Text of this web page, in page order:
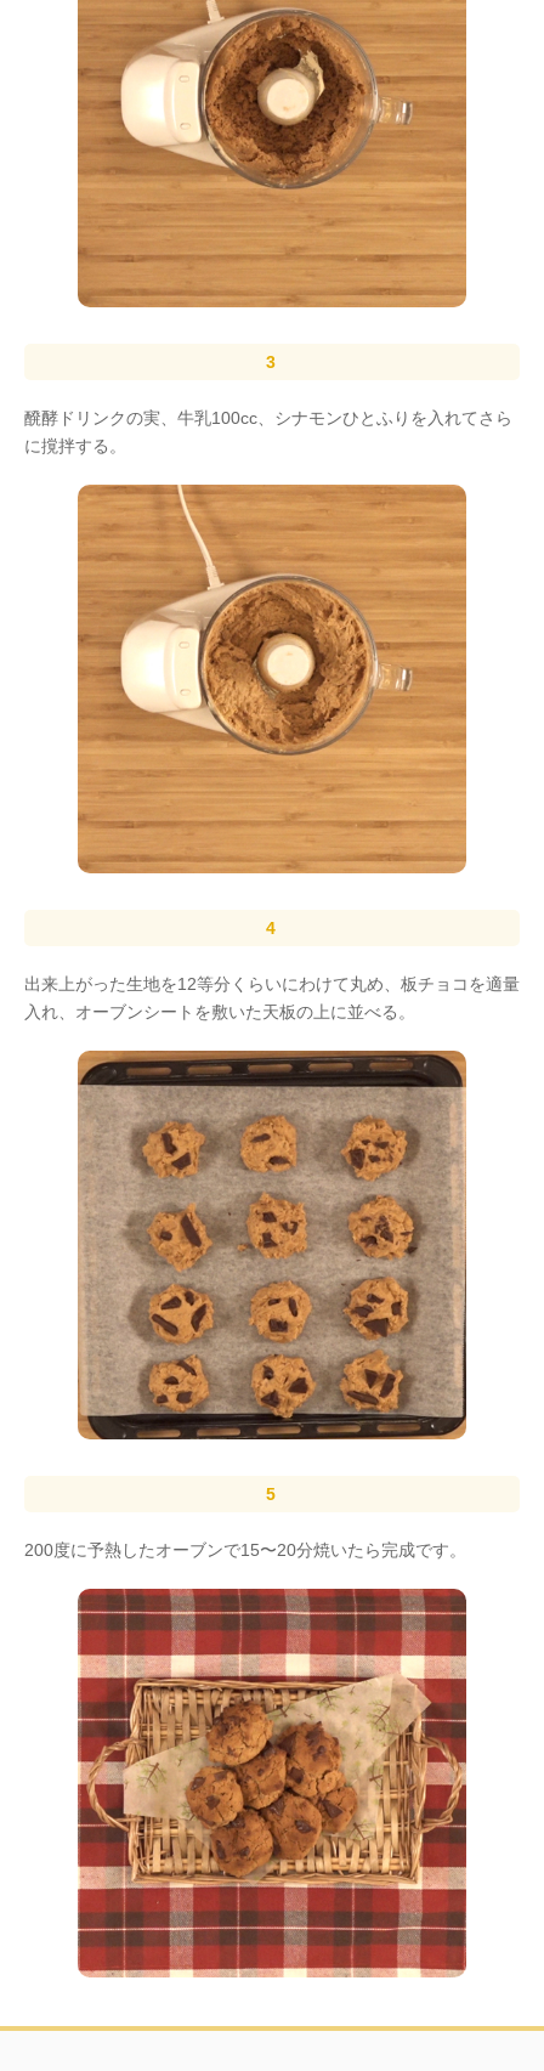
醗酵ドリンクの実、牛乳100cc、シナモンひとふりを入れてさら
に撹拌する。
出来上がった生地を12等分くらいにわけて丸め、板チョコを適量
入れ、オーブンシートを敷いた天板の上に並べる。
200度に予熱したオーブンで15〜20分焼いたら完成です。